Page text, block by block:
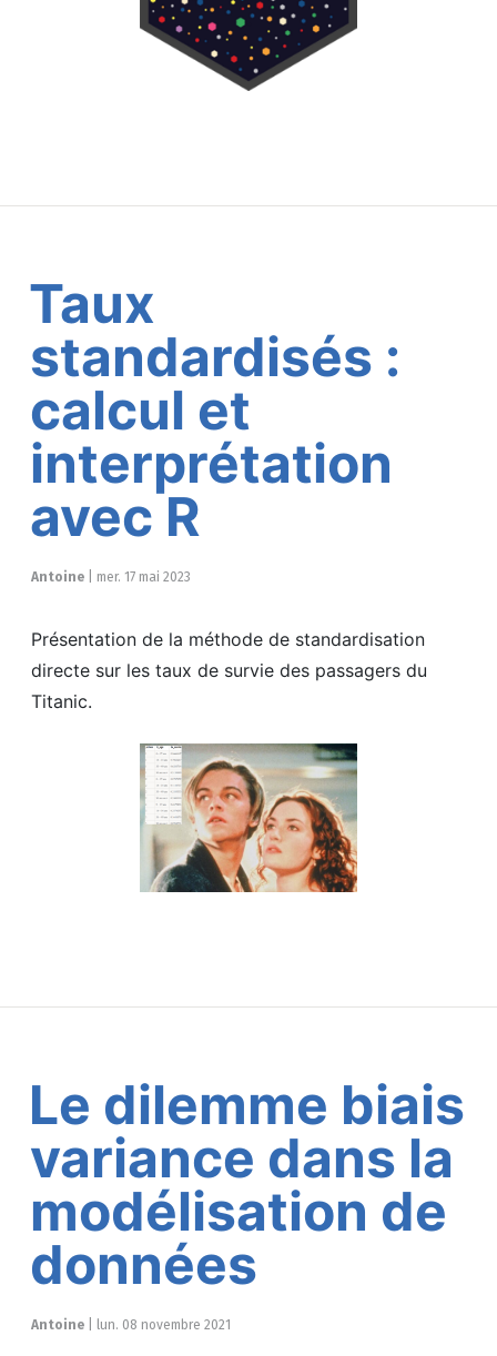
Taux
standardisés :
calcul et
interprétation
avec R
Antoine mer. 17 mai 2023
Présentation de la méthode de standardisation
directe sur les taux de survie des passagers du
Titanic.
Le dilemme biais
variance dans la
modélisation de
données
Antoine lun. 08 novembre 2021